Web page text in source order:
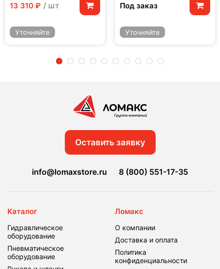
13 310 ₽ / шт
Уточняйте
Под заказ
Уточняйте
Оставить заявку
info@lomaxstore.ru 8 (800) 551-17-35
Каталог
Гидравлическое
оборудование
Пневматическое
оборудование
Ломакс
О компании
Доставка и оплата
Политика
конфиденциальности